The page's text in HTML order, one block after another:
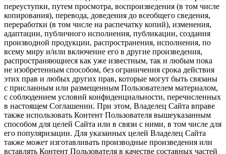
переуступки, путем просмотра, воспроизведения (в том числе
копирования), перевода, доведения до всеобщего сведения,
переработки (в том числе на распечатку копий), изменения,
адаптации, публичного исполнения, публикации, создания
производной продукции, распространения, исполнения, по
всему миру и/или включение его в другие произведения,
распространяющиеся как уже известным, так и любым пока
не изобретенным способом, без ограничения срока действия
этих прав и любых других прав, которые могут быть связаны
с присланным или размещенным Пользователем материалом,
с соблюдением условий конфиденциальности, перечисленных
в настоящем Соглашении. При этом, Владелец Сайта вправе
также использовать Контент Пользователя вышеуказанным
способом для целей Сайта или в связи с ними, в том числе для
его популяризации. Для указанных целей Владелец Сайта
также может изготавливать производные произведения или
вставлять Контент Пользователя в качестве составных частей